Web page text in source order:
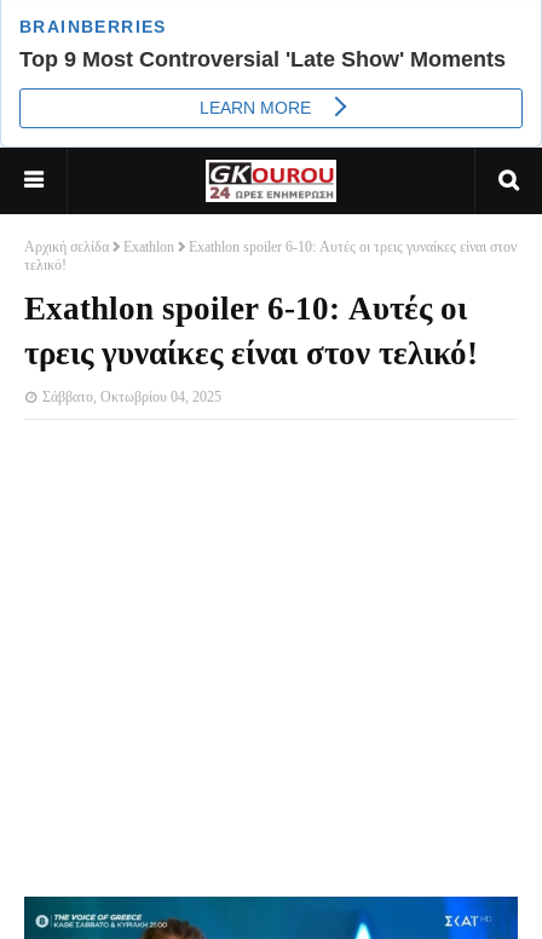
Αρχική σελίδα Exathlon
Exathlon spoiler 6-10: Αυτές οι τρεις γυναίκες είναι στον
τελικό!
Exathlon spoiler 6-10: Αυτές οι
τρεις γυναίκες είναι στον τελικό!
Σάββατο, Οκτωβρίου 04, 2025